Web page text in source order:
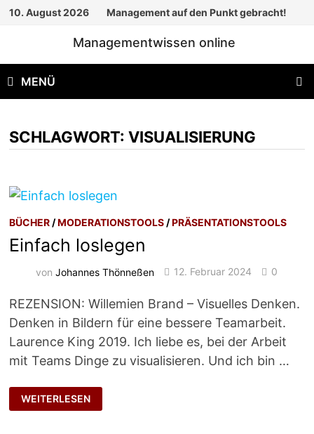
Zum10. August 2026 Management auf den Punkt gebracht!
Managementwissen online
MENÜ
SCHLAGWORT:VISUALISIERUNG
BÜCHER /MODERATIONSTOOLS /PRÄSENTATIONSTOOLS
Einfach loslegen
vonJohannes Thönneßen 12. Februar 2024 0
REZENSION: Willemien Brand – Visuelles Denken.
Denken in Bildern für eine bessere Teamarbeit.
Laurence King 2019. Ich liebe es, bei der Arbeit
mit Teams Dinge zu visualisieren. Und ich bin …
EINFACH
LOSLEGEN
WEITERLESEN